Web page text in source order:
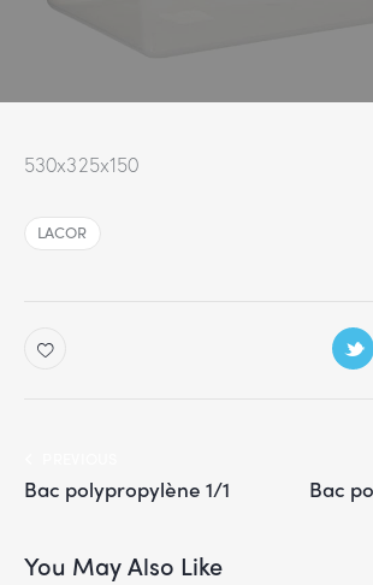
530x325x150
LACOR
Bac polypropylène 1/1 Bac
You May Also Like